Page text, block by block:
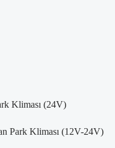
Kliması (24V)
Park Kliması (12V-24V)